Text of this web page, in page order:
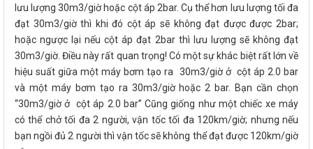
lưu lượng 30m3/giờ hoặc cột áp 2bar. Cụ thể hơn lưu lượng tối đa
đạt 30m3/giờ thì khi đó cột áp sẽ không đạt được được 2bar;
hoặc ngược lại nếu cột áp đạt 2bar thì lưu lượng sẽ không đạt
30m3/giờ. Điều này rất quan trọng! Có một sự khác biệt rất lớn về
hiệu suất giữa một máy bơm tạo ra 30m3/giờ ở cột áp 2.0 bar
và một máy bơm tạo ra 30m3/giờ hoặc 2 bar. Bạn cần chọn
“30m3/giờ ở cột áp 2.0 bar” Cũng giống như một chiếc xe máy
có thể chở tối đa 2 người, vận tốc tối đa 120km/giờ; nhưng nếu
bạn ngồi đủ 2 người thì vận tốc sẽ không thể đạt được 120km/giờ